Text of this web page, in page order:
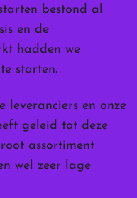
bestond al
en de
hadden we
starten.
leveranciers en onze
geleid tot deze
assortiment
wel zeer lage